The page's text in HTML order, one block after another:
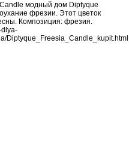
модный дом Diptyque
фрезии. Этот цветок
Композиция: фрезия.
dlya-
Diptyque_Freesia_Candle_kupit.html